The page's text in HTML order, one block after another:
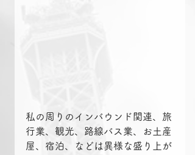
私の周りのインバウンド関連、旅
行業、観光、路線バス業、お土産
屋、宿泊、などは異様な盛り上が